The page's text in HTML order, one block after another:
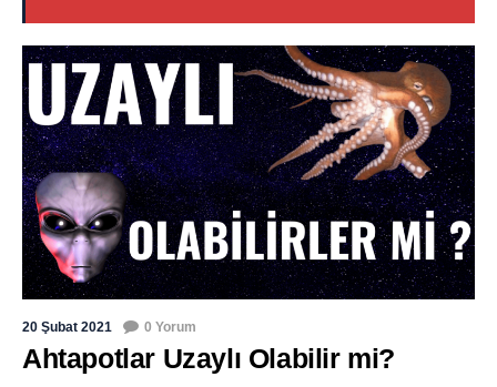
20 Şubat 2021 0 Yorum
Ahtapotlar Uzaylı Olabilir mi?